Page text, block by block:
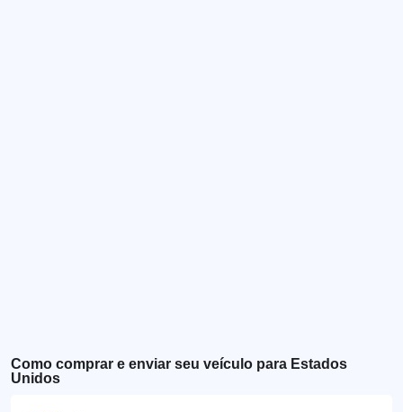
Como comprar e enviar seu veículo para Estados
Unidos